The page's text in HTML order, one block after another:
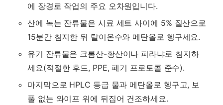
에 장경로 작업의 주요 오차원입니다.
산에 녹는 잔류물은 시료 세트 사이에 5% 질산으로
15분간 침지한 뒤 탈이온수와 메탄올로 헹구세요.
유기 잔류물은 크롬산-황산이나 피라냐로 침지하
세요(적절한 후드, PPE, 폐기 프로토콜 준수).
마지막으로 HPLC 등급 물과 메탄올로 헹구고, 보
풀 없는 와이프 위에 뒤집어 건조하세요.